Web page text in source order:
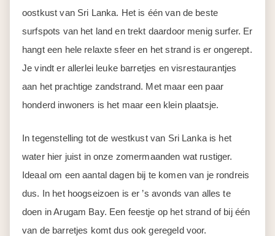
oostkust van Sri Lanka. Het is één van de beste
surfspots van het land en trekt daardoor menig surfer. Er
hangt een hele relaxte sfeer en het strand is er ongerept.
Je vindt er allerlei leuke barretjes en visrestaurantjes
aan het prachtige zandstrand. Met maar een paar
honderd inwoners is het maar een klein plaatsje.
In tegenstelling tot de westkust van Sri Lanka is het
water hier juist in onze zomermaanden wat rustiger.
Ideaal om een aantal dagen bij te komen van je rondreis
dus. In het hoogseizoen is er ’s avonds van alles te
doen in Arugam Bay. Een feestje op het strand of bij één
van de barretjes komt dus ook geregeld voor.